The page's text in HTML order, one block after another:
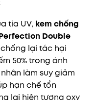
tia UV, kem chống
Double
lại tác hại
50% trong ánh
làm suy giảm
hạn chế tổn
lại hiện tượng oxy